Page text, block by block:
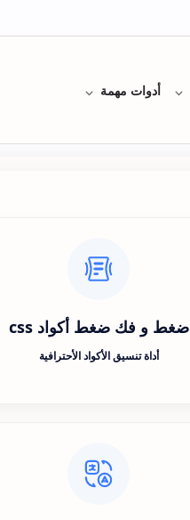
أدوات مهمة
ضغط و فك ضغط أكواد css
أداة تنسيق الأكواد الأحترافية